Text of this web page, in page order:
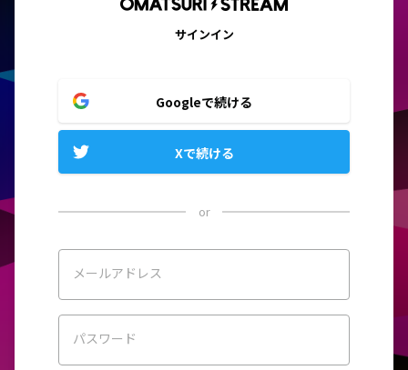
サインイン
Googleで続ける
Xで続ける
or
メールアドレス
パスワード